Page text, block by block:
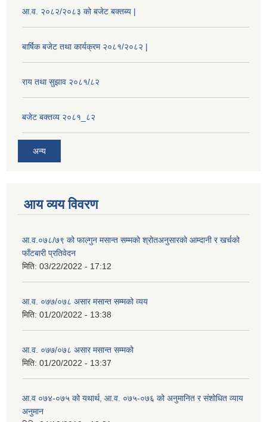
आ.व. २०८२/२०८३ को बजेट बक्तब्य |
बार्षिक बजेट तथा कार्यक्रम २०८१/२०८२ |
राय तथा सुझाव २०८१/८२
बजेट बक्तव्य २०८१_८२
अन्य
आय व्यय विवरण
आ.व.०७८/७९ को फाल्गुन मसान्त सम्मको श्रोतअनुसारको आम्दानी र खर्चको
फाँटबारी प्रतिवेदन
मिति: 03/22/2022 - 17:12
आ.व. ०७७/०७८ असार मसान्त सम्मको व्यय
मिति: 01/20/2022 - 13:38
आ.व. ०७७/०७८ असार मसान्त सम्मको
मिति: 01/20/2022 - 13:37
आ.व ०७४-०७५ को यथार्थ, आ.व. ०७५-०७६ को अनुमानित र संशोधित व्याय
अनुमान